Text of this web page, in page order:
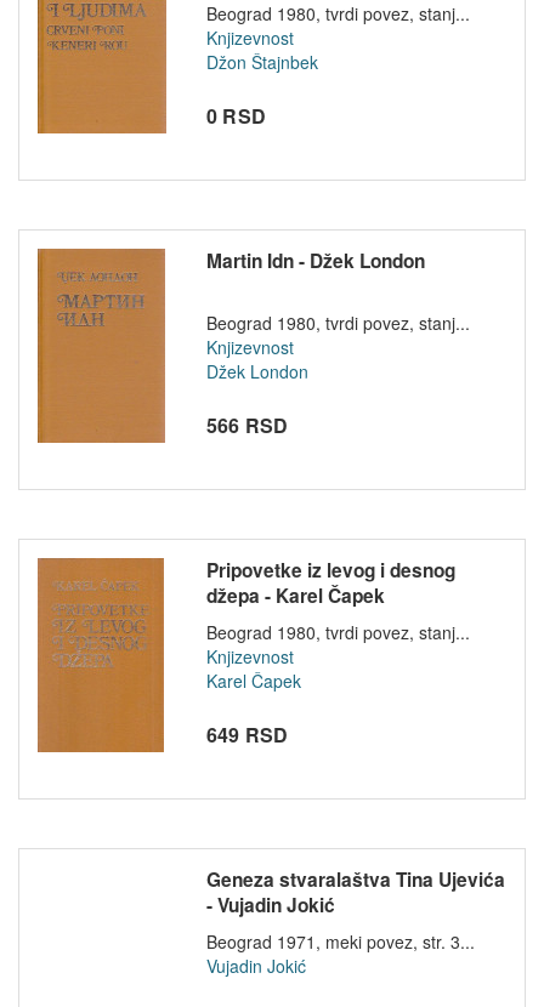
Beograd 1980, tvrdi povez, stanj...
Knjizevnost
Džon Štajnbek
0 RSD
Martin Idn - Džek London
Beograd 1980, tvrdi povez, stanj...
Knjizevnost
Džek London
566 RSD
Pripovetke iz levog i desnog
džepa - Karel Čapek
Beograd 1980, tvrdi povez, stanj...
Knjizevnost
Karel Čapek
649 RSD
Geneza stvaralaštva Tina Ujevića
- Vujadin Jokić
Beograd 1971, meki povez, str. 3...
Vujadin Jokić